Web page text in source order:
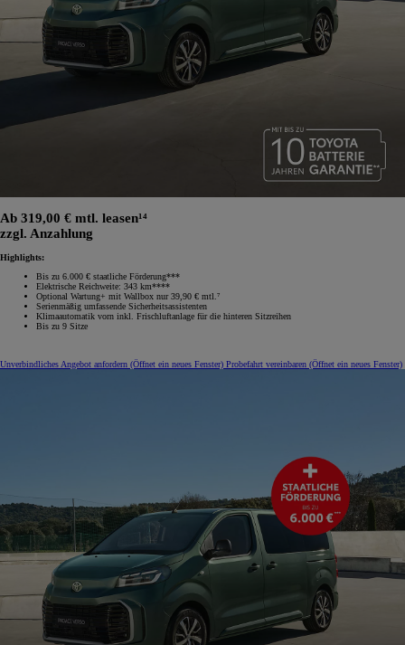
Ab 319,00 € mtl. leasen¹⁴
zzgl. Anzahlung
Highlights:
Bis zu 6.000 € staatliche Förderung***
Elektrische Reichweite: 343 km****
Optional Wartung+ mit Wallbox nur 39,90 € mtl.⁷
Serienmäßig umfassende Sicherheitsassistenten
Klimaautomatik vorn inkl. Frischluftanlage für die hinteren Sitzreihen
Bis zu 9 Sitze
Unverbindliches Angebot anfordern (Öffnet ein neues Fenster) Probefahrt vereinbaren (Öffnet ein neues Fenster)